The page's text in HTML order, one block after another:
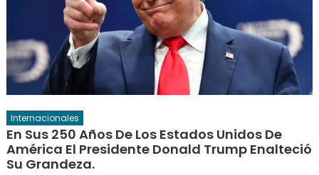
Internacionales
En Sus 250 Años De Los Estados Unidos De
América El Presidente Donald Trump Enalteció
Su Grandeza.